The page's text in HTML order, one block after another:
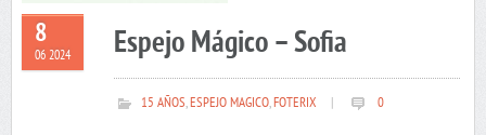
8
06 2024 Espejo Mágico – Sofia
15 AÑOS,ESPEJO MAGICO,FOTERIX 0